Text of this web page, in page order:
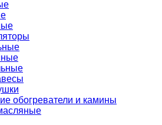
обогреватели и камины